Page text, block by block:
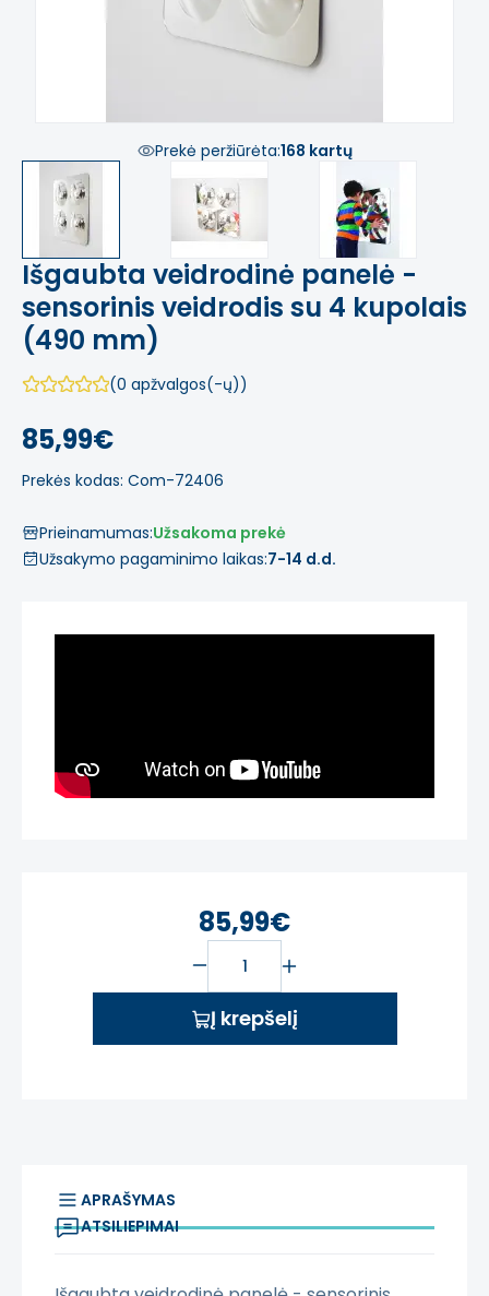
Prekė peržiūrėta:168 kartų
Išgaubta veidrodinė panelė -
sensorinis veidrodis su 4 kupolais
(490 mm)
(0 apžvalgos(-ų))
85,99€
Prekės kodas: Com-72406
Prieinamumas:Užsakoma prekė
Užsakymo pagaminimo laikas:7-14 d.d.
85,99€
Į krepšelį
APRAŠYMAS
ATSILIEPIMAI